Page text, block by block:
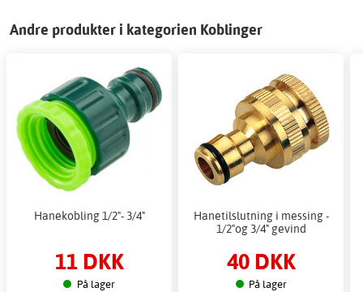
Andre produkter i kategorien Koblinger
Hanekobling 1/2"- 3/4"
11 DKK
På lager
Hanetilslutning i messing -
1/2"og 3/4" gevind
40 DKK
På lager